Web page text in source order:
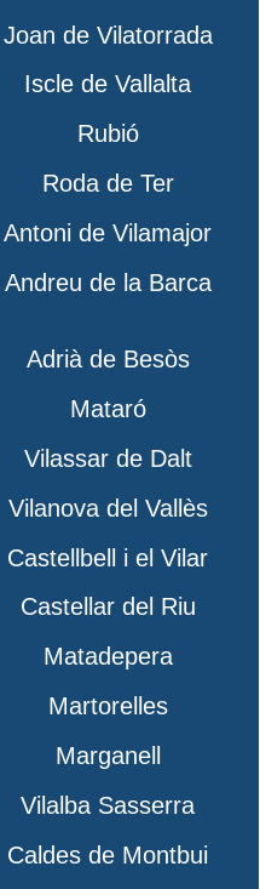
Joan de Vilatorrada
Iscle de Vallalta
Rubió
Roda de Ter
Antoni de Vilamajor
Andreu de la Barca
Adrià de Besòs
Mataró
Vilassar de Dalt
Vilanova del Vallès
Castellbell i el Vilar
Castellar del Riu
Matadepera
Martorelles
Marganell
Vilalba Sasserra
Caldes de Montbui